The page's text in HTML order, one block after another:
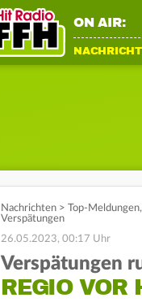
ON AIR:
Nachrichten > Top-Meldungen,
Verspätungen
26.05.2023, 00:17 Uhr
Verspätungen
REGIO VOR